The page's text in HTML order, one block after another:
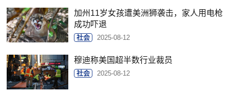
加州11岁女孩遭美洲狮袭击，家人用电枪
成功吓退
社会 2025-08-12
穆迪称美国超半数行业裁员
社会 2025-08-12